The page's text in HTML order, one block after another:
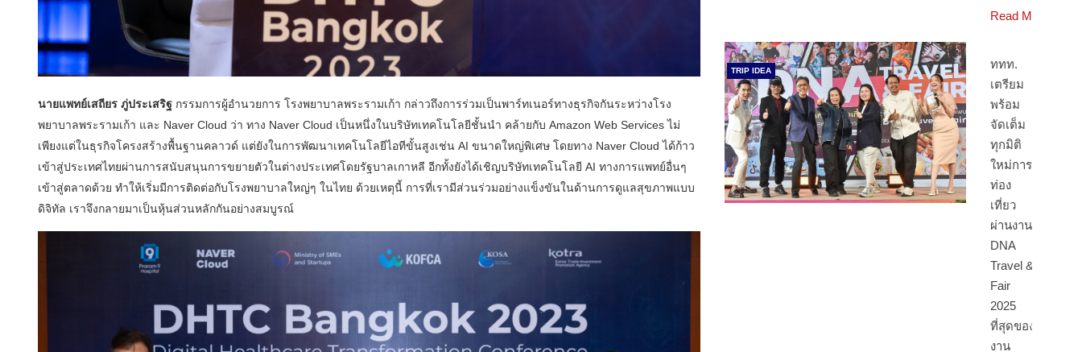
นายแพทย์เสถียร ภู่ประเสริฐ กรรมการผู้อำนวยการ โรงพยาบาลพระรามเก้า กล่าวถึงการร่วมเป็นพาร์ทเนอร์ทางธุรกิจกันระหว่างโรง
พยาบาลพระรามเก้า และ Naver Cloud ว่า ทาง Naver Cloud เป็นหนึ่งในบริษัทเทคโนโลยีชั้นนำ คล้ายกับ Amazon Web Services ไม่
เพียงแต่ในธุรกิจโครงสร้างพื้นฐานคลาวด์ แต่ยังในการพัฒนาเทคโนโลยีไอทีขั้นสูงเช่น AI ขนาดใหญ่พิเศษ โดยทาง Naver Cloud ได้ก้าว
เข้าสู่ประเทศไทยผ่านการสนับสนุนการขยายตัวในต่างประเทศโดยรัฐบาลเกาหลี อีกทั้งยังได้เชิญบริษัทเทคโนโลยี AI ทางการแพทย์อื่นๆ
เข้าสู่ตลาดด้วย ทำให้เริ่มมีการติดต่อกับโรงพยาบาลใหญ่ๆ ในไทย ด้วยเหตุนี้ การที่เรามีส่วนร่วมอย่างแข็งขันในด้านการดูแลสุขภาพแบบ
ดิจิทัล เราจึงกลายมาเป็นหุ้นส่วนหลักกันอย่างสมบูรณ์
Read More
TRIP IDEA
ททท.
เตรียม
พร้อม
จัดเต็ม
ทุกมิติ
ใหม่การ
ท่อง
เที่ยว
ผ่านงาน
DNA
Travel &
Fair
2025
ที่สุดของ
งาน